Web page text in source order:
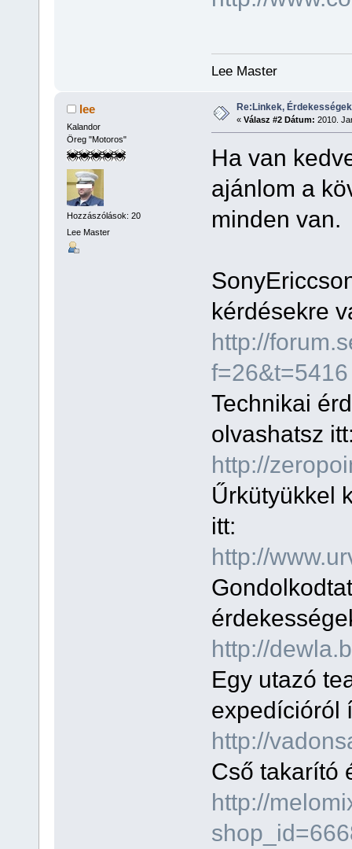
Lee Master
lee
Kalandor
Öreg "Motoros"
Hozzászólások: 20
Lee Master
Re:Linkek,
« Válasz #2 Dátum: 2010.
Ha van
ajánlom a
minden van.
kérdésekre
http://
f=26&t=5416
Technikai
olvashatsz
http://
Űrkütyükkel
itt:
http://
http://
Egy utazó
expedícióról
http://
Cső takarító
http://